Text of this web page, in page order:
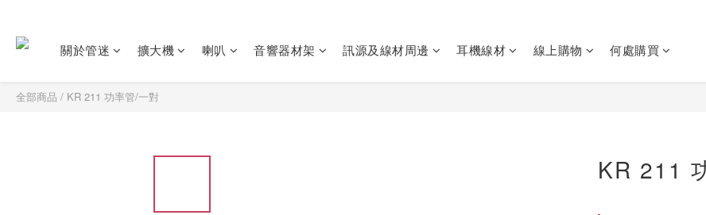
關於管迷 擴大機 喇叭 音響器材架 訊源及線材周邊 耳機線材 線上購物 何處購買
全部商品 / KR 211 功率管/一對
KR 211